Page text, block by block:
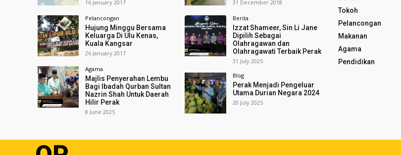
16 January 2017
Pelancongan
Hujung Minggu Bersama
Keluarga Di Ulu Kenas,
Kuala Kangsar
26 January 2017
Agama
Majlis Penyerahan Lembu
Bagi Ibadah Qurban Sultan
Nazrin Shah Untuk Daerah
Hilir Perak
8 June 2025
31 December 2018
Berita
Izzat Shameer, Sin Li Jane
Dipilih Sebagai
Olahragawan dan
Olahragawati Terbaik Perak
31 July 2025
Blog
Perak Menjadi Pengeluar
Utama Durian Negara 2024
20 July 2025
Tokoh
Pelancongan
Makanan
Agama
Pendidikan